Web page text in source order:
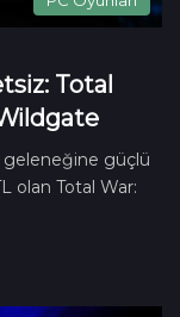
Total
geleneğine güçlü
olan Total War: